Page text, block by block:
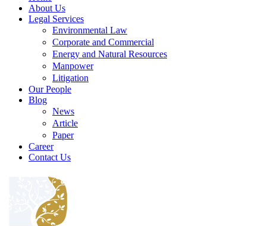
About Us
Legal Services
Environmental Law
Corporate and Commercial
Energy and Natural Resources
Manpower
Litigation
Our People
Blog
News
Article
Paper
Career
Contact Us